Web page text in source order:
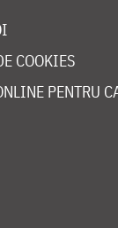
COOKIES
PENTRU